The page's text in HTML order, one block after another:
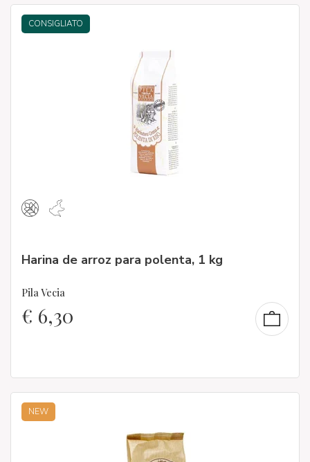
CONSIGLIATO
Harina de arroz para polenta, 1 kg
Pila Vecia
€ 6,30
NEW